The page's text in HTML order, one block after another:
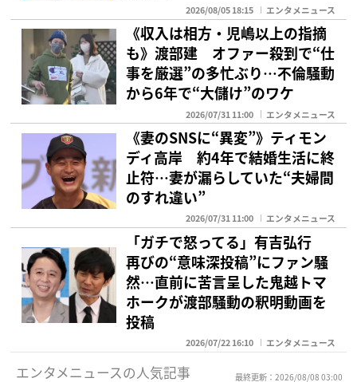
2026/08/05 18:15 エンタメニュース
《収入は相方・児嶋以上の指摘
も》渡部建 オファー殺到で“仕
事を厳選”の多忙ぶり…不倫騒動
から6年で“大儲け”のワケ
2026/07/31 11:00 エンタメニュース
《妻のSNSに“異変”》ティモン
ディ高岸 約4年で結婚生活に終
止符…妻が漏らしていた“夫婦間
のすれ違い”
2026/07/31 11:00 エンタメニュース
「ガチで怒ってる」有吉弘行
再びの“意味深投稿”にファン騒
然…直前に苦言呈した鬼越トマ
ホークが渡部騒動の釈明動画を
投稿
2026/07/22 16:10 エンタメニュース
エンタメニュースの人気記事 最終更新：2026/08/08 03:00